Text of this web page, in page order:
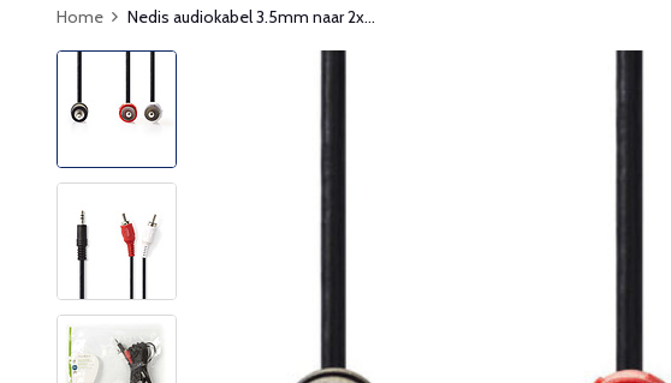
Home Nedis audiokabel 3.5mm naar 2x...